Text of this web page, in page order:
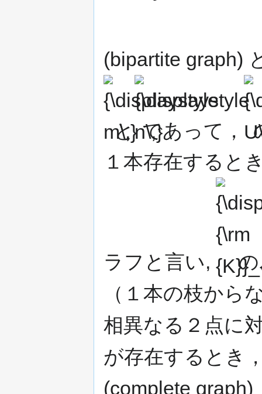
(bipartite graph)
と
{\displaystyle
n\,}
であって，
U\,}
１本存在すると
ラフと言い,
{\rm
{K}}_{m,n}\,}
（１本の枝から
相異なる２点に
が存在するとき
(complete